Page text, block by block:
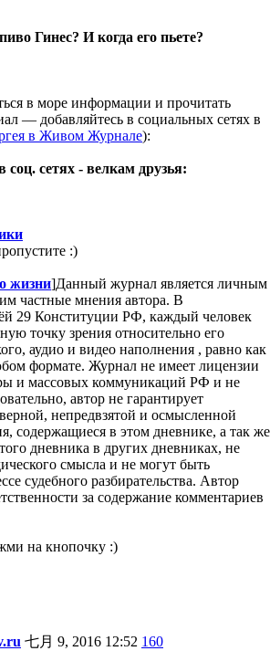
Гинес? И когда его пьете?
в море информации и прочитать
— добавляйтесь в социальных сетях в
в Живом Журнале):
сетях - велкам друзья:
:)
жизни]Данный журнал является личным
частные мнения автора. В
29 Конституции РФ, каждый человек
точку зрения относительно его
аудио и видео наполнения , равно как
формате. Журнал не имеет лицензии
и массовых коммуникаций РФ и не
автор не гарантирует
непредвзятой и осмысленной
содержащиеся в этом дневнике, а так же
дневника в других дневниках, не
смысла и не могут быть
судебного разбирательства. Автор
за содержание комментариев
на кнопочку :)
七月 9, 2016 12:52 160